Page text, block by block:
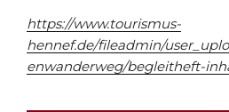
https://www.tourismus-
hennef.de/fileadmin/
enwanderweg/begleitheft-